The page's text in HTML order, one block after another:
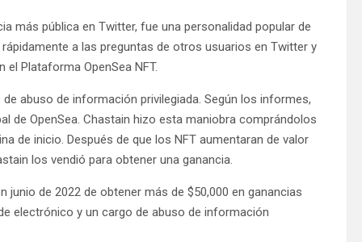
más pública en Twitter, fue una personalidad popular de
a las preguntas de otros usuarios en Twitter y
Plataforma OpenSea NFT.
abuso de información privilegiada. Según los informes,
de OpenSea. Chastain hizo esta maniobra comprándolos
de inicio. Después de que los NFT aumentaran de valor
los vendió para obtener una ganancia.
de 2022 de obtener más de $50,000 en ganancias
electrónico y un cargo de abuso de información